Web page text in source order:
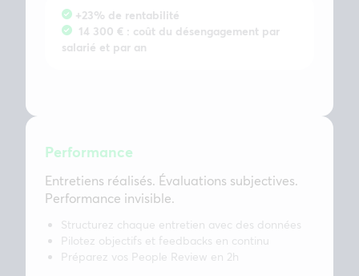
+23% de rentabilité
14 300 € : coût du désengagement par
salarié et par an
Performance
Entretiens réalisés. Évaluations subjectives.
Performance invisible.
Structurez chaque entretien avec des données
Pilotez objectifs et feedbacks en continu
Préparez vos People Review en 2h